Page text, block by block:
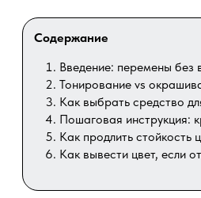
Содержание
Введение: перемены без
Тонирование vs
Как выбрать средство
Пошаговая инструкция:
Как продлить стойкость
Как вывести цвет, если